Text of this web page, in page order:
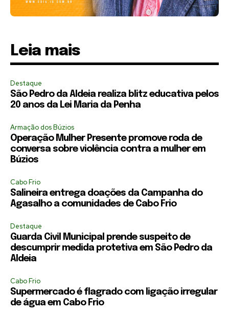
Leia mais
Destaque
São Pedro da Aldeia realiza blitz educativa pelos
20 anos da Lei Maria da Penha
Armação dos Búzios
Operação Mulher Presente promove roda de
conversa sobre violência contra a mulher em
Búzios
Cabo Frio
Salineira entrega doações da Campanha do
Agasalho a comunidades de Cabo Frio
Destaque
Guarda Civil Municipal prende suspeito de
descumprir medida protetiva em São Pedro da
Aldeia
Cabo Frio
Supermercado é flagrado com ligação irregular
de água em Cabo Frio